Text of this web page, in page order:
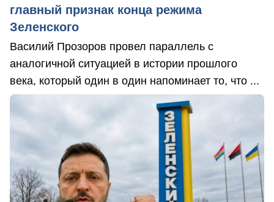
главный признак конца режима
Зеленского
Василий Прозоров провел параллель с
аналогичной ситуацией в истории прошлого
века, который один в один напоминает то, что ...